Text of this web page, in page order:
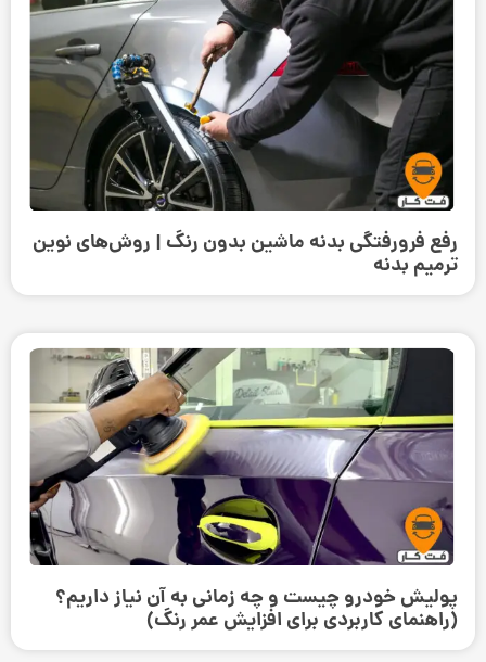
رفع فرورفتگی بدنه ماشین بدون رنگ | روش‌های نوین
ترمیم بدنه
پولیش خودرو چیست و چه زمانی به آن نیاز داریم؟
(راهنمای کاربردی برای افزایش عمر رنگ)